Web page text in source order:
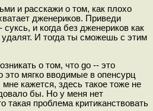
и расскажи о том, как плохо
дженериков. Приведи
и когда без дженериков как
удалят. И тогда ты сможешь с этим
о том, что go -- это
это мягко вводимые в опенсурц
мне кажется, здесь такое тоже не
бы. Но у меня нет
такая проблема критиканствовать